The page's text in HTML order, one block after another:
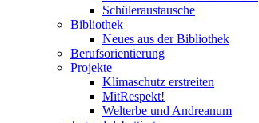
Schüleraustausche
Bibliothek
Neues aus der Bibliothek
Berufsorientierung
Projekte
Klimaschutz erstreiten
MitRespekt!
Welterbe und Andreanum